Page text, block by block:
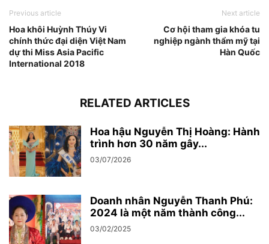
Previous article
Hoa khôi Huỳnh Thúy Vi
chính thức đại diện Việt Nam
dự thi Miss Asia Pacific
International 2018
Next article
Cơ hội tham gia khóa tu
nghiệp ngành thẩm mỹ tại
Hàn Quốc
RELATED ARTICLES
Hoa hậu Nguyễn Thị Hoàng: Hành
trình hơn 30 năm gây...
03/07/2026
Doanh nhân Nguyễn Thanh Phú:
2024 là một năm thành công...
03/02/2025